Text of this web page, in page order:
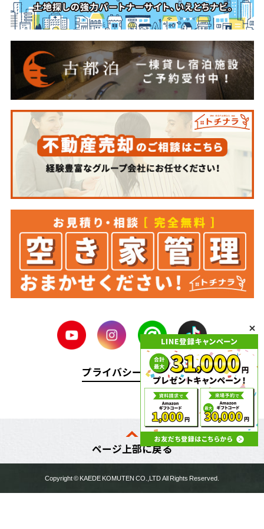
プライバシーポリシー
ページ上部に戻る
Copyright ©KAEDE KOMUTENCO.,LTD All Rights Reserved.